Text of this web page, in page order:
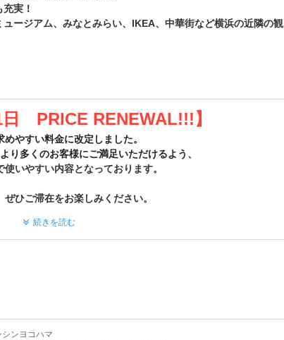
実！
ージアム、みなとみらい、IKEA、中華街など横浜の近隣の観
日 PRICE RENEWAL!!!】
めやすい料金に改定しました。
り多くのお客様にご満足いただけるよう、
使いやすい内容となっております。
ぜひご滞在をお楽しみください。
続きを読む
ンヨコハマ